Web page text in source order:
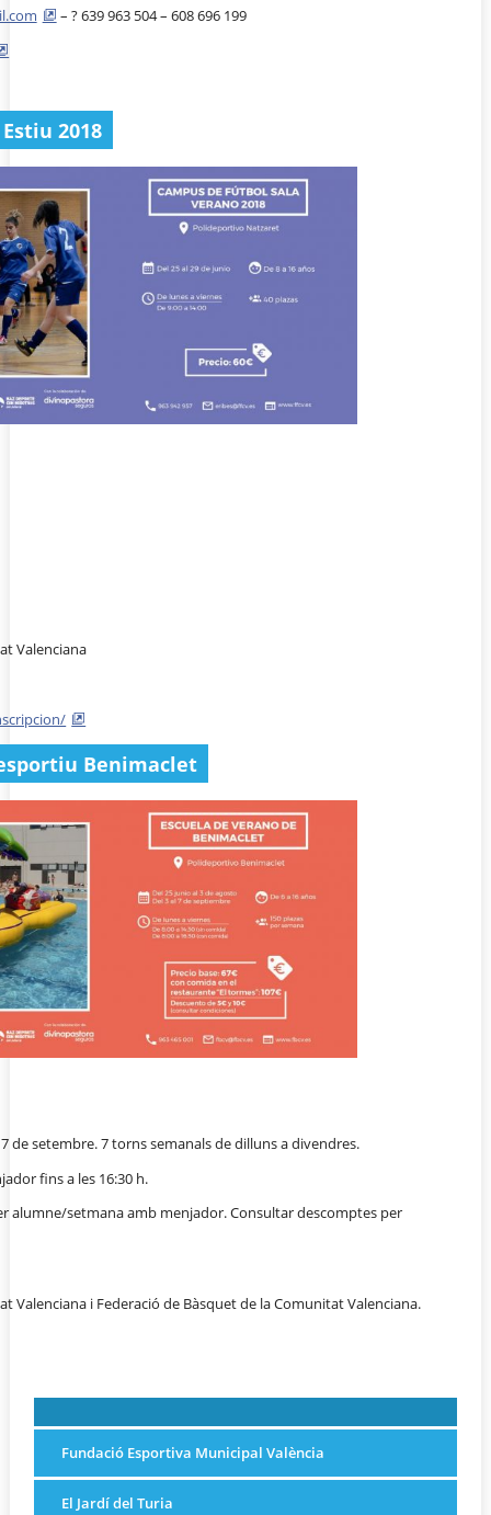
– ? 639 963 504 – 608 696 199
2018
Valenciana
Benimaclet
de setembre. 7 torns semanals de dilluns a divendres.
fins a les 16:30 h.
alumne/setmana amb menjador. Consultar descomptes per
Valenciana i Federació de Bàsquet de la Comunitat Valenciana.
Fundació Esportiva Municipal València
El Jardí del Turia